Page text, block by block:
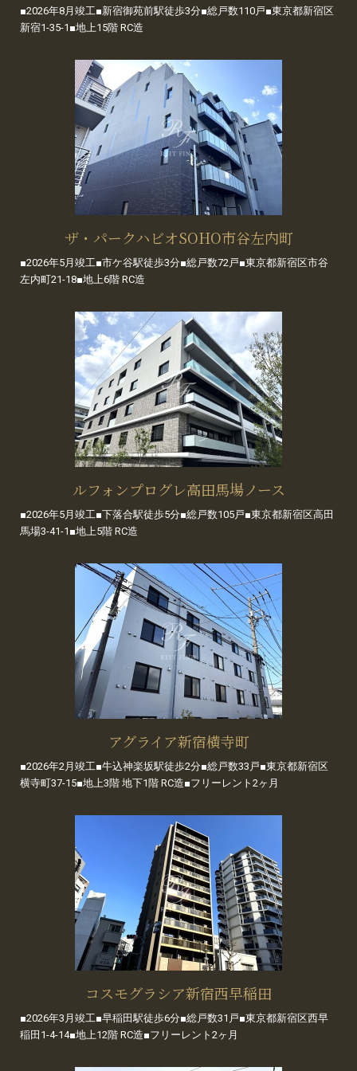
■2026年8月竣工■新宿御苑前駅徒歩3分■総戸数110戸■東京都新宿区
新宿1-35-1■地上15階 RC造
ザ・パークハビオSOHO市谷左内町
■2026年5月竣工■市ケ谷駅徒歩3分■総戸数72戸■東京都新宿区市谷
左内町21-18■地上6階 RC造
ルフォンプログレ高田馬場ノース
■2026年5月竣工■下落合駅徒歩5分■総戸数105戸■東京都新宿区高田
馬場3-41-1■地上5階 RC造
アグライア新宿横寺町
■2026年2月竣工■牛込神楽坂駅徒歩2分■総戸数33戸■東京都新宿区
横寺町37-15■地上3階 地下1階 RC造■フリーレント2ヶ月
コスモグラシア新宿西早稲田
■2026年3月竣工■早稲田駅徒歩6分■総戸数31戸■東京都新宿区西早
稲田1-4-14■地上12階 RC造■フリーレント2ヶ月